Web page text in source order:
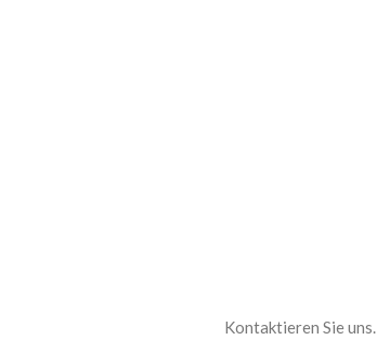
Kontaktieren Sie uns.